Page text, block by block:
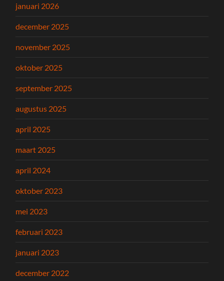
januari 2026
december 2025
november 2025
oktober 2025
september 2025
augustus 2025
april 2025
maart 2025
april 2024
oktober 2023
mei 2023
februari 2023
januari 2023
december 2022